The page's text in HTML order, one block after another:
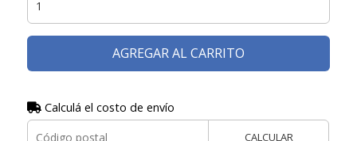
AGREGAR AL CARRITO
Calculá el costo de envío
CALCULAR